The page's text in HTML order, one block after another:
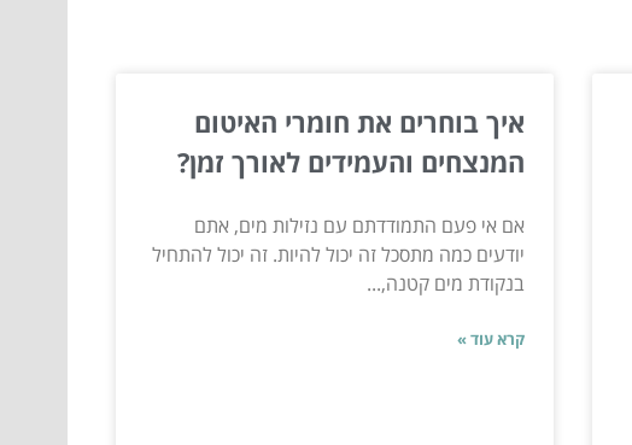
איך בוחרים את חומרי האיטום
המנצחים והעמידים לאורך זמן?
אם אי פעם התמודדתם עם נזילות מים, אתם
יודעים כמה מתסכל זה יכול להיות. זה יכול להתחיל
בנקודת מים קטנה,...
קרא עוד »